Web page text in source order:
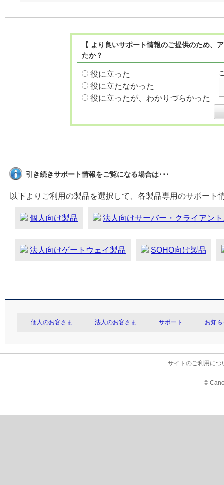
【 より良いサポート情報のご提供のため
たか？
役に立った
役に立たなかった
役に立ったが、わかりづらかった
引き続きサポート情報をご覧になる場合は･･･
以下よりご利用の製品を選択して、各製品専用のサポート
個人向け製品 法人向けサーバー・クライアン
法人向けゲートウェイ製品 SOHO向け製品
個人のお客さま 法人のお客さま サポート お知
サイトのご利用につ
©